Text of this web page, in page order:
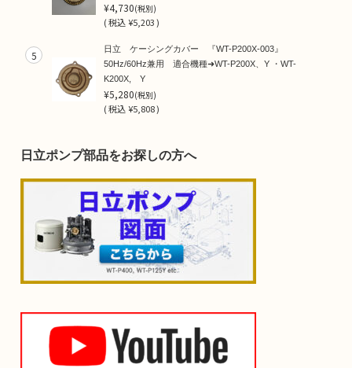
¥4,730(税別)
(税込¥5,203 )
5
日立 ケーシングカバー 『WT-P200X-003』
50Hz/60Hz兼用 適合機種➜WT-P200X、Y ・WT-
K200X, Y
¥5,280(税別)
(税込¥5,808 )
日立ポンプ部品をお探しの方へ